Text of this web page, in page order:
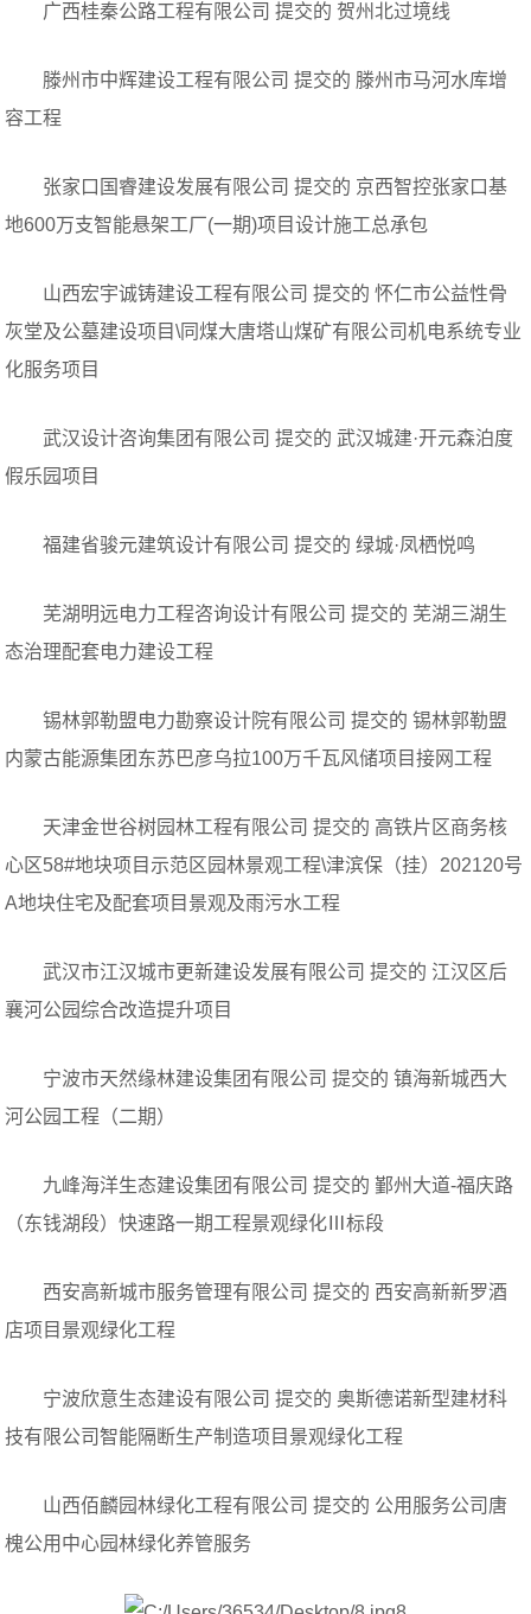
广西桂秦公路工程有限公司 提交的 贺州北过境线
滕州市中辉建设工程有限公司 提交的 滕州市马河水库增
容工程
张家口国睿建设发展有限公司 提交的 京西智控张家口基
地600万支智能悬架工厂(一期)项目设计施工总承包
山西宏宇诚铸建设工程有限公司 提交的 怀仁市公益性骨
灰堂及公墓建设项目\同煤大唐塔山煤矿有限公司机电系统专业
化服务项目
武汉设计咨询集团有限公司 提交的 武汉城建·开元森泊度
假乐园项目
福建省骏元建筑设计有限公司 提交的 绿城·凤栖悦鸣
芜湖明远电力工程咨询设计有限公司 提交的 芜湖三湖生
态治理配套电力建设工程
锡林郭勒盟电力勘察设计院有限公司 提交的 锡林郭勒盟
内蒙古能源集团东苏巴彦乌拉100万千瓦风储项目接网工程
天津金世谷树园林工程有限公司 提交的 高铁片区商务核
心区58#地块项目示范区园林景观工程\津滨保（挂）202120号
A地块住宅及配套项目景观及雨污水工程
武汉市江汉城市更新建设发展有限公司 提交的 江汉区后
襄河公园综合改造提升项目
宁波市天然缘林建设集团有限公司 提交的 镇海新城西大
河公园工程（二期）
九峰海洋生态建设集团有限公司 提交的 鄞州大道-福庆路
（东钱湖段）快速路一期工程景观绿化Ⅲ标段
西安高新城市服务管理有限公司 提交的 西安高新新罗酒
店项目景观绿化工程
宁波欣意生态建设有限公司 提交的 奥斯德诺新型建材科
技有限公司智能隔断生产制造项目景观绿化工程
山西佰麟园林绿化工程有限公司 提交的 公用服务公司唐
槐公用中心园林绿化养管服务